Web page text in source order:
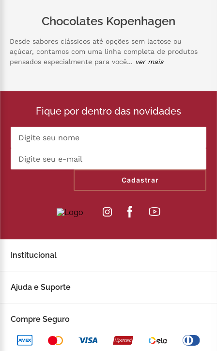
Chocolates Kopenhagen
Desde sabores clássicos até opções sem lactose ou
açúcar, contamos com uma linha completa de produtos
pensados especialmente para você... ver mais
Fique por dentro das novidades
Cadastrar
Institucional
Trabalhe Conosco
Kop to Company
Ajuda e Suporte
Compre Seguro